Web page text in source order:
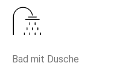
Bad mit Dusche